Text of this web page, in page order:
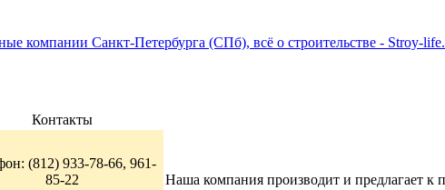
компании Санкт-Петербурга (СПб), всё о строительстве - Stroy-
Контакты
(812) 933-78-66, 961-
85-22
Наша компания производит и предлагает